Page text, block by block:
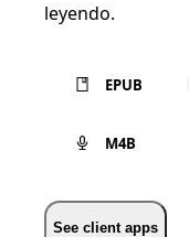
leyendo.
EPUB
M4B
See client apps